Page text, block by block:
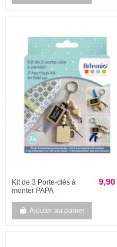
Kit de 3 Porte-clés à
monter PAPA
9,90
Ajouter au panier